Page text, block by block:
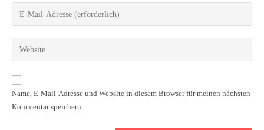
Name, E-Mail-Adresse und Website in diesem Browser für meinen nächsten
Kommentar speichern.